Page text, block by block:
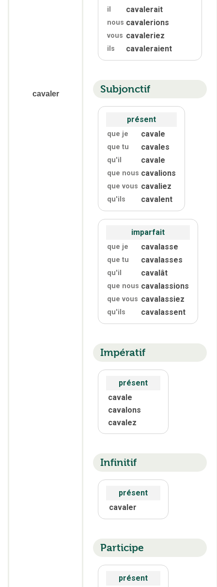
cavaler
il cavalerait
nous cavalerions
vous cavaleriez
ils cavaleraient
Subjonctif
présent
que je cavale
que tu cavales
qu'il cavale
que nous cavalions
que vous cavaliez
qu'ils cavalent
imparfait
que je cavalasse
que tu cavalasses
qu'il cavalât
que nous cavalassions
que vous cavalassiez
qu'ils cavalassent
Impératif
présent
cavale
cavalons
cavalez
Infinitif
présent
cavaler
Participe
présent